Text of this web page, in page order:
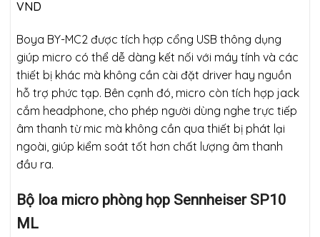
Boya BY-MC2 được tích hợp cổng USB thông dụng
giúp micro có thể dễ dàng kết nối với máy tính và các
thiết bị khác mà không cần cài đặt driver hay nguồn
hỗ trợ phức tạp. Bên cạnh đó, micro còn tích hợp jack
cắm headphone, cho phép người dùng nghe trực tiếp
âm thanh từ mic mà không cần qua thiết bị phát lại
ngoài, giúp kiểm soát tốt hơn chất lượng âm thanh
đầu ra.
Bộ loa micro phòng họp Sennheiser SP10
ML